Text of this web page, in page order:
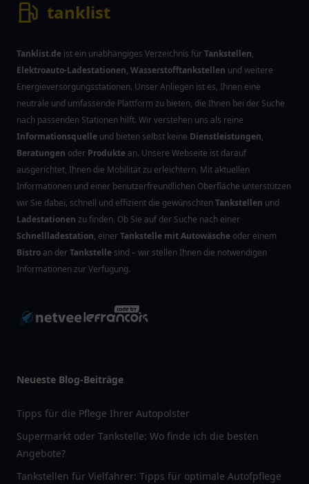
tanklist
Tanklist.de ist ein unabhängiges Verzeichnis fürTankstellen,
Elektroauto-Ladestationen, Wasserstofftankstellen und weitere
Energieversorgungsstationen. Unser Anliegen ist es, Ihnen eine
neutrale und umfassende Plattform zu bieten, die Ihnen bei der Suche
nach passenden Stationen hilft. Wir verstehen uns als reine
Informationsquelle und bieten selbst keine Dienstleistungen,
Beratungen oder Produkte an. Unsere Webseite ist darauf
ausgerichtet, Ihnen die Mobilität zu erleichtern. Mit aktuellen
Informationen und einer benutzerfreundlichen Oberfläche unterstützen
wir Sie dabei, schnell und effizient die gewünschtenTankstellen und
Ladestationen zu finden. Ob Sie auf der Suche nach einer
Schnellladestation, einerTankstelle mit Autowäsche oder einem
Bistro an derTankstelle sind – wir stellen Ihnen die notwendigen
Informationen zur Verfügung.
Neueste Blog-Beiträge
Tipps für die Pflege Ihrer Autopolster
Supermarkt oder Tankstelle: Wo finde ich die besten
Angebote?
Tankstellen für Vielfahrer: Tipps für optimale Autofpflege